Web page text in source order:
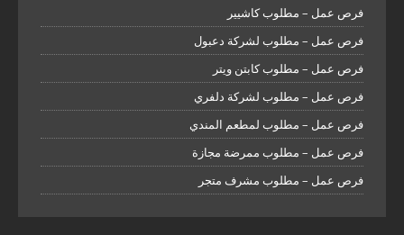
فرص عمل – مطلوب كاشيير
فرص عمل – مطلوب لشركة دعبول
فرص عمل – مطلوب كابتن ويتر
فرص عمل – مطلوب لشركة دلفري
فرص عمل – مطلوب لمطعم المندي
فرص عمل – مطلوب ممرضة مجازة
فرص عمل – مطلوب مشرف متجر